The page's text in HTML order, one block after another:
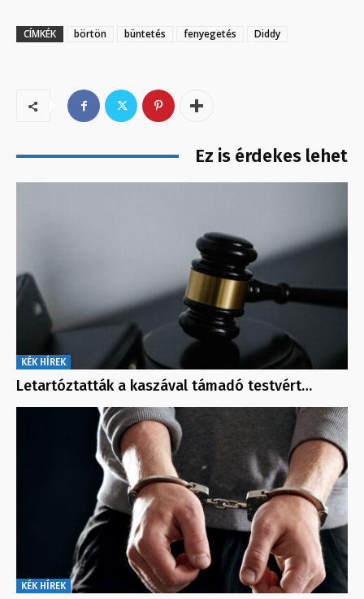
CÍMKÉK börtön büntetés fenyegetés Diddy
Ez is érdekes lehet
KÉK HÍREK
Letartóztatták a kaszával támadó testvért…
KÉK HÍREK